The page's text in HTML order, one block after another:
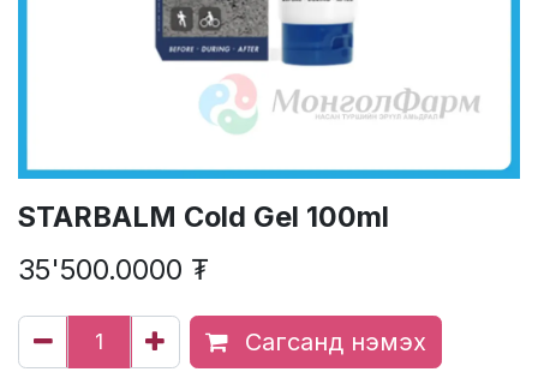
STARBALM Cold Gel 100ml
35'500.0000 ₮
Сагсанд нэмэх